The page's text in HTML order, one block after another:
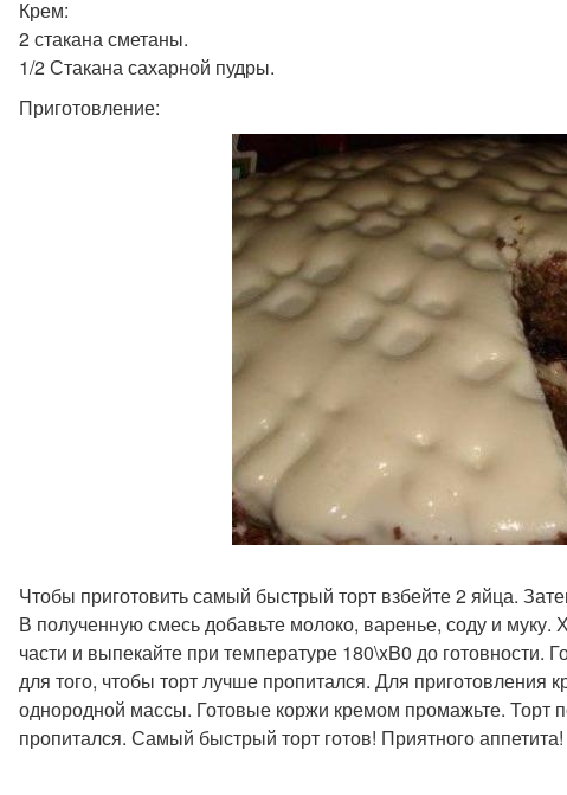
Крем:
2 стакана сметаны.
1/2 Стакана сахарной пудры.
Приготовление:
Чтобы приготовить самый быстрый торт взбейте 2 яйца.
В полученную смесь добавьте молоко, варенье, соду и
части и выпекайте при температуре 180\xB0 до готовности.
для того, чтобы торт лучше пропитался. Для приготовления
однородной массы. Готовые коржи кремом промажьте. Торт
пропитался. Самый быстрый торт готов! Приятного аппетита!